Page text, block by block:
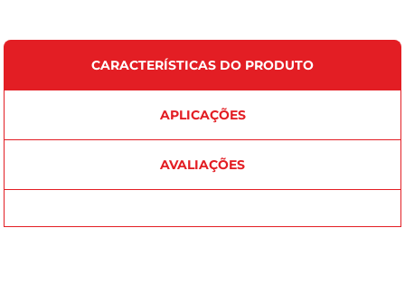
CARACTERÍSTICAS DO PRODUTO
APLICAÇÕES
AVALIAÇÕES